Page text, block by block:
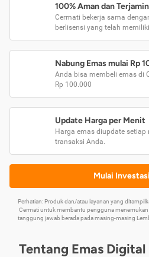
100% Aman dan Terjamin
Cermati bekerja sama
berlisensi yang telah
Nabung Emas mulai Rp
Anda bisa membeli emas di
Rp 100.000
Update Harga per Menit
Harga emas diupdate
transaksi Anda.
Mulai
Perhatian: Produk dan/atau layanan yang
Cermati untuk membantu pengguna menemukan
tanggung jawab berada pada masing-masing
Tentang Emas Digital